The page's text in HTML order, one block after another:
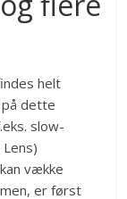
helt
dette
slow-
vække
er først